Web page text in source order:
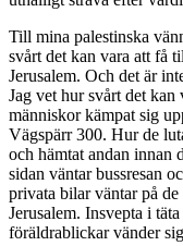
Till mina palestinska
svårt det kan vara att få
Jerusalem. Och det är
Jag vet hur svårt det kan
människor kämpat sig
Vägspärr 300. Hur de
och hämtat andan innan
sidan väntar bussresan
privata bilar väntar på
Jerusalem. Insvepta i
föräldrablickar vänder